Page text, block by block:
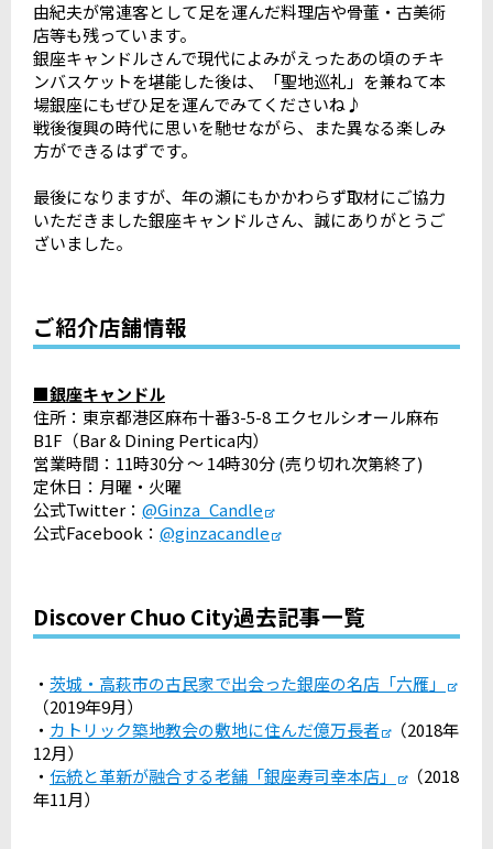
由紀夫が常連客として足を運んだ料理店や骨董・古美術
店等も残っています。
銀座キャンドルさんで現代によみがえったあの頃のチキ
ンバスケットを堪能した後は、「聖地巡礼」を兼ねて本
場銀座にもぜひ足を運んでみてくださいね♪
戦後復興の時代に思いを馳せながら、また異なる楽しみ
方ができるはずです。
最後になりますが、年の瀬にもかかわらず取材にご協力
いただきました銀座キャンドルさん、誠にありがとうご
ざいました。
ご紹介店舗情報
■銀座キャンドル
住所：東京都港区麻布十番3-5-8 エクセルシオール麻布
B1F（Bar & Dining Pertica内）
営業時間：11時30分 ～ 14時30分 (売り切れ次第終了)
定休日：月曜・火曜
公式Twitter： @Ginza_Candle
公式Facebook： @ginzacandle
Discover Chuo City過去記事一覧
・ 茨城・高萩市の古民家で出会った銀座の名店「六雁」
（2019年9月）
・ カトリック築地教会の敷地に住んだ億万長者 （2018年
12月）
・ 伝統と革新が融合する老舗「銀座寿司幸本店」
（2018
年11月）